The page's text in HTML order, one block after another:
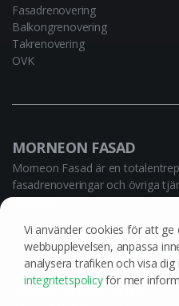
Fasadrenovering
Balkongrenovering
Takrenovering
OVK
MORNEON FASAD
Morneon Fasad är en
fasadrenoveringar och övriga
fastighet.
Kontakta Morneon Fasad
Vi använder cookies för att ge
webbupplevelsen, anpassa
analysera trafiken och visa
integritetspolicyför mer